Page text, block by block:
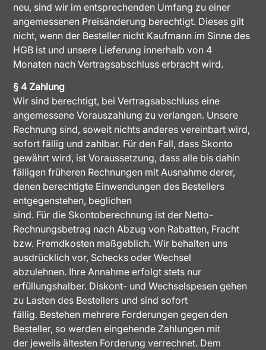
neu, sind wir im entsprechenden Umfang zu einer
angemessenen Preisänderung berechtigt. Dieses gilt
nicht, wenn der Besteller nicht Kaufmann im Sinne des
HGB ist und unsere Lieferung innerhalb von 4
Monaten nach Vertragsabschluss erbracht wird.
§ 4 Zahlung
Wir sind berechtigt, bei Vertragsabschluss eine
angemessene Vorauszahlung zu verlangen. Unsere
Rechnung sind, soweit nichts anderes vereinbart wird,
sofort fällig und zahlbar. Für den Fall, dass Skonto
gewährt wird, ist Voraussetzung, dass alle bis dahin
fälligen früheren Rechnungen mit Ausnahme derer,
denen berechtigte Einwendungen des Bestellers
entgegenstehen, beglichen
sind. Für die Skontoberechnung ist der Netto-
Rechnungsbetrag nach Abzug von Rabatten, Fracht
bzw. Fremdkosten maßgeblich. Wir behalten uns
ausdrücklich vor, Schecks oder Wechsel
abzulehnen. Ihre Annahme erfolgt stets nur
erfüllungshalber. Diskont- und Wechselspesen gehen
zu Lasten des Bestellers und sind sofort
fällig. Bestehen mehrere Forderungen gegen den
Besteller, so werden eingehende Zahlungen mit
der jeweils ältesten Forderung verrechnet. Dem